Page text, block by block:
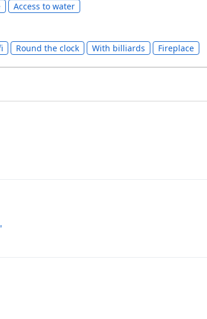
Access to water
Round the clock With billiards Fireplace